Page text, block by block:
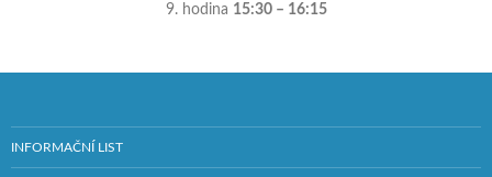
9. hodina 15:30 – 16:15
INFORMAČNÍ LIST